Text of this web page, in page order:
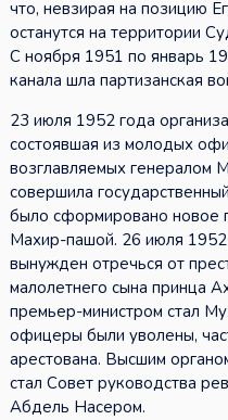
что, невзирая на позицию
останутся на территории
С ноября 1951 по январь
канала шла партизанская
23 июля 1952 года
состоявшая из молодых
возглавляемых генералом
совершила
было сформировано новое
Махир-пашой. 26 июля
вынужден отречься от
малолетнего сына принца
премьер-министром стал
офицеры были уволены,
арестована. Высшим
стал Совет руководства
Абдель Насером.